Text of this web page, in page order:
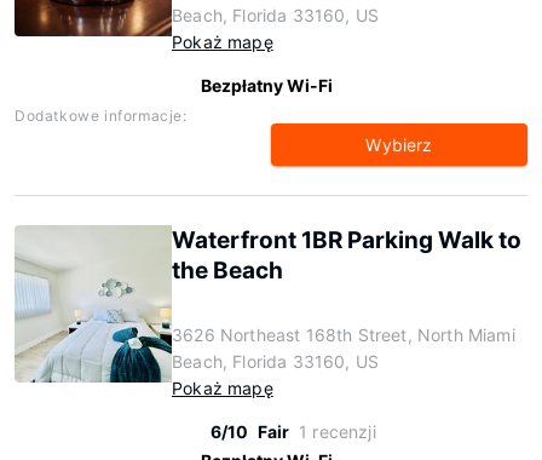
Beach, Florida 33160, US
Pokaż mapę
Bezpłatny Wi-Fi
Dodatkowe informacje:
Wybierz
Waterfront 1BR Parking Walk to
the Beach
3626 Northeast 168th Street, North Miami
Beach, Florida 33160, US
Pokaż mapę
6/10 Fair 1 recenzji